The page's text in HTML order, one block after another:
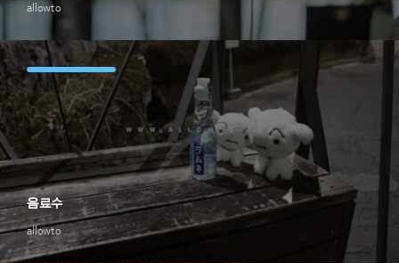
allowto
allowto
음료수